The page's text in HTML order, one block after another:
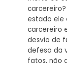
estado ele
carcereiro
desvio de
defesa da
fatos, não